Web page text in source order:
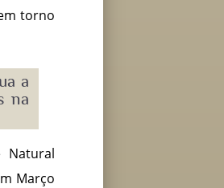
torno
a
na
Natural
Março